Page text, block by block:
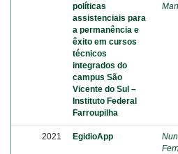
políticas
assistenciais para
a permanência e
êxito em cursos
técnicos
integrados do
campus São
Vicente do Sul –
Instituto Federal
Farroupilha
2021 EgidioApp